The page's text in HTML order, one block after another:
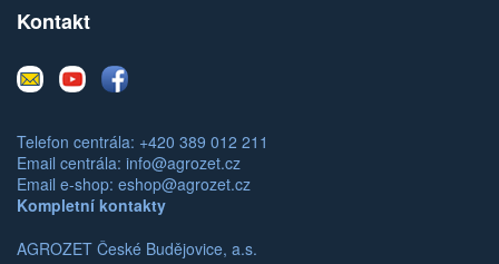
Kontakt
E-
mail
YoutubeFacebook
Telefon centrála: +420 389 012 211
Email centrála: info@agrozet.cz
Email e-shop: eshop@agrozet.cz
Kompletní kontakty
AGROZET České Budějovice, a.s.